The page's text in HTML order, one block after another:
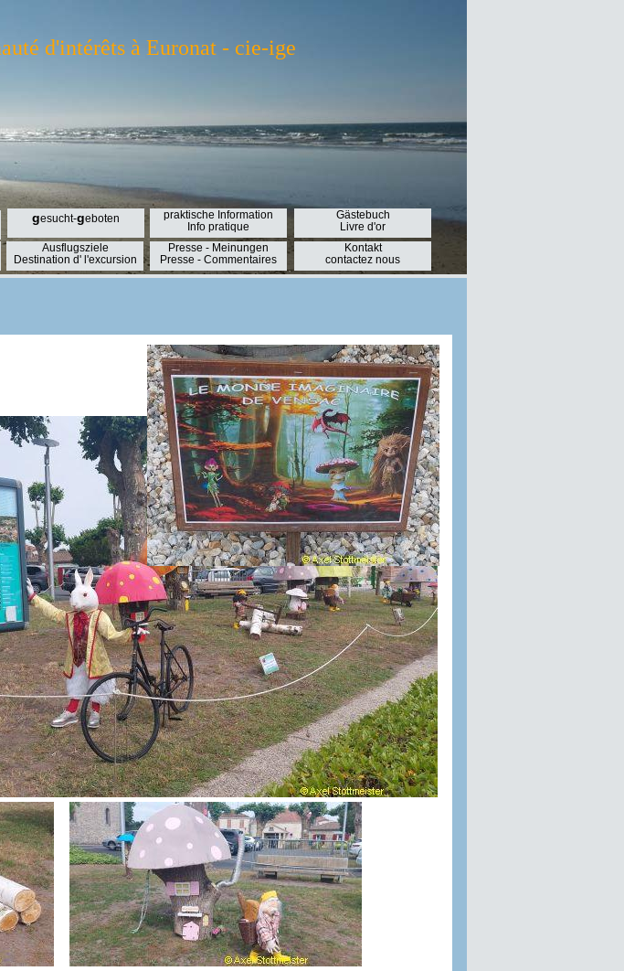
praktische Information
Info pratique
Kontakt
contactez nous
d'intérêts à Euronat - cie-ige
Gästebuch
Livre d'or
gesucht-geboten
Presse - Meinungen
Presse - Commentaires
Ausflugsziele
Destination d' l'excursion